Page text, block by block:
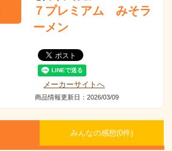
７プレミアム みそラ
ーメン
メーカーサイトへ
商品情報更新日：2026/03/09
みんなの感想(0件)